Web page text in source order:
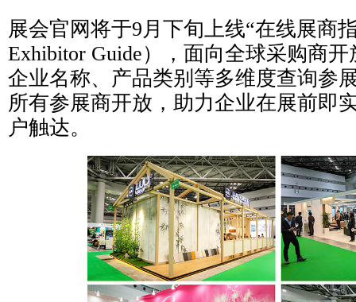
展会官网将于9月下旬上线“在线展商
Exhibitor Guide），面向全球采购商
企业名称、产品类别等多维度查询参
所有参展商开放，助力企业在展前即
户触达。